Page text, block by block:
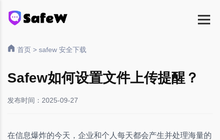
首页 > safew 安全下载
Safew如何设置文件上传提醒？
发布时间：2025-09-27
在信息爆炸的今天，企业和个人每天都会产生并处理海量的